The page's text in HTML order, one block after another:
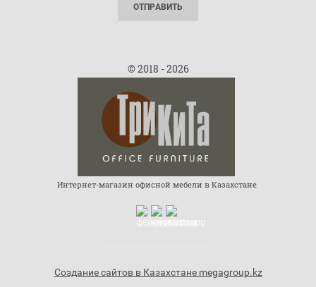
ОТПРАВИТЬ
© 2018 - 2026
Интернет-магазин офисной мебели в Казахстане.
Создание сайтов в Казахстане megagroup.kz